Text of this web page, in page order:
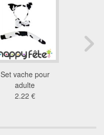
Set vache pour
adulte
2.22 €